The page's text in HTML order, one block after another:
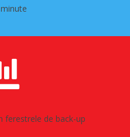
ferestrele de back-up